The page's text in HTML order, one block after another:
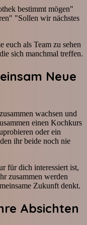
bestimmt mögen"
"Sollen wir nächstes
euch als Team zu sehen
sich manchmal treffen.
Neue
wachsen und
einen Kochkurs
oder ein
ihr beide noch nie
für dich interessiert ist,
zusammen werden
Zukunft denkt.
Absichten